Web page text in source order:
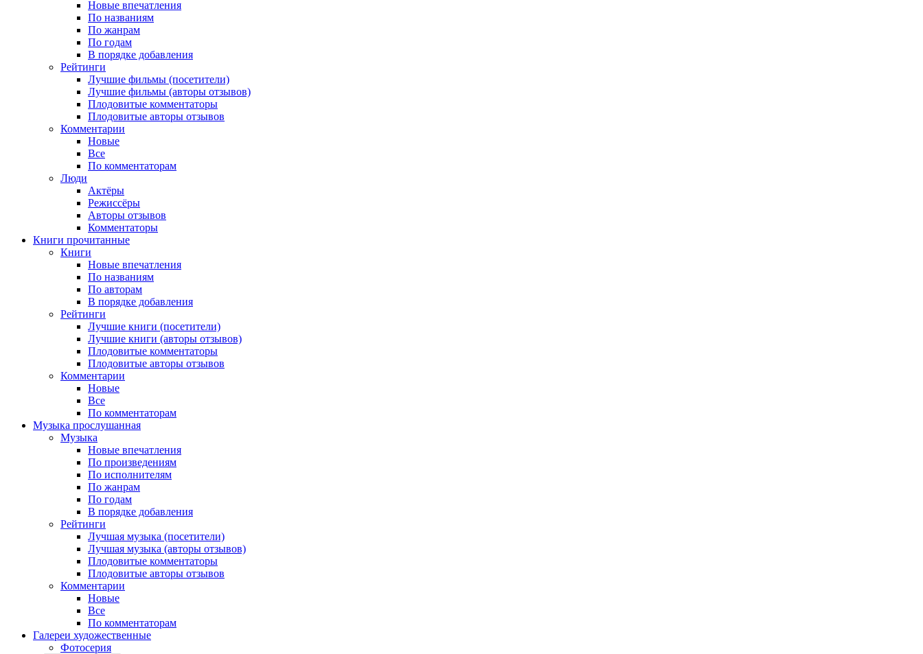
Новые впечатления
По названиям
По жанрам
По годам
В порядке добавления
Рейтинги
Лучшие фильмы (посетители)
Лучшие фильмы (авторы отзывов)
Плодовитые комментаторы
Плодовитые авторы отзывов
Комментарии
Новые
Все
По комментаторам
Люди
Актёры
Режиссёры
Авторы отзывов
Комментаторы
Книги прочитанные
Книги
Новые впечатления
По названиям
По авторам
В порядке добавления
Рейтинги
Лучшие книги (посетители)
Лучшие книги (авторы отзывов)
Плодовитые комментаторы
Плодовитые авторы отзывов
Комментарии
Новые
Все
По комментаторам
Музыка прослушанная
Музыка
Новые впечатления
По произведениям
По исполнителям
По жанрам
По годам
В порядке добавления
Рейтинги
Лучшая музыка (посетители)
Лучшая музыка (авторы отзывов)
Плодовитые комментаторы
Плодовитые авторы отзывов
Комментарии
Новые
Все
По комментаторам
Галереи художественные
Фотосерия